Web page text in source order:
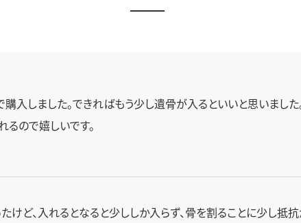
入しました。できればもう少し遺骨が入るといいと思いまし
ので嬉しいです。
けど、入れるとなると少ししか入らず、骨を割ることに少し抵抗